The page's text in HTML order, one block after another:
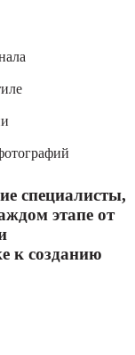
специалисты,
этапе от
к созданию